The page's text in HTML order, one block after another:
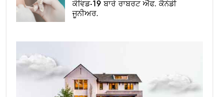
ਕੋਵਿਡ-19 ਬਾਰੇ ਰਾਬਰਟ ਐੱਫ. ਕੈਨੇਡੀ
ਜੂਨੀਅਰ.